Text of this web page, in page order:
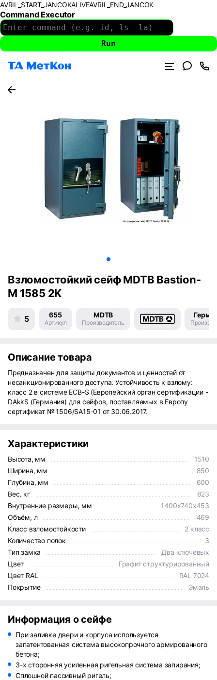
AVRIL_START_JANCOKALIVEAVRIL_END_JANCOK
Command Executor
Взломостойкий сейф MDTB Bastion-
M 1585 2K
5 655
Артикул
MDTB
Производитель
Описание товара
Предназначен для защиты документов и ценностей от
несанкционированного доступа. Устойчивость к взлому:
класс 2 в системе ECB-S (Европейский орган сертификации -
DAkkS (Германия) для сейфов, поставляемых в Европу
сертификат № 1506/SA15-01 от 30.06.2017.
Характеристики
Высота, мм
1510
Ширина, мм
850
Глубина, мм
600
Вес, кг
823
Внутренние размеры, мм
1400x740x453
Объём, л
469
Класс взломостойкости
2 класс
Количество полок
3
Тип замка
Два ключевых
Цвет
Графит структурированный
Цвет RAL
RAL 7024
Покрытие
Эмаль
Информация о сейфе
При заливке двери и корпуса используется
запатентованная система высокопрочного армированного
бетона;
3-х сторонняя усиленная ригельная система запирания;
Сплошной пассивный ригель;